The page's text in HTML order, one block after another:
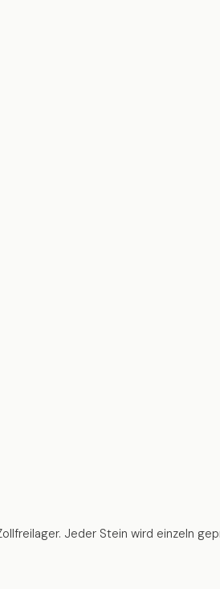
Jeder Stein wird einzeln